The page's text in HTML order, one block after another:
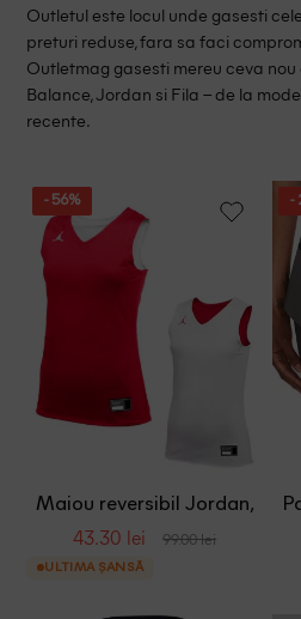
Outletul este locul unde gasesti
preturi reduse, fara sa faci
Outletmag gasesti mereu ceva
Balance, Jordan si Fila – de la
recente.
- 56%
Maiou reversibil Jordan,
43.30 lei 99.00 lei
ULTIMA ȘANSĂ
-